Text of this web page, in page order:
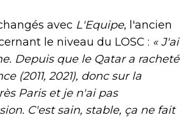
avec L'Equipe, l'ancien
le niveau du LOSC : « J'ai
Depuis que le Qatar a racheté
(2011, 2021), donc sur la
Paris et je n'ai pas
C'est sain, stable, ça ne fait